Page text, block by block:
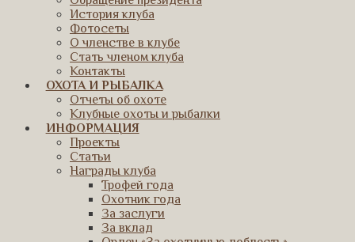
История клуба
Фотосеты
О членстве в клубе
Стать членом клуба
Контакты
ОХОТА И РЫБАЛКА
Отчеты об охоте
Клубные охоты и рыбалки
ИНФОРМАЦИЯ
Проекты
Статьи
Награды клуба
Трофей года
Охотник года
За заслуги
За вклад